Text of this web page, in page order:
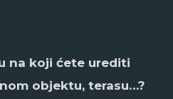
na koji ćete urediti
objektu, terasu…?